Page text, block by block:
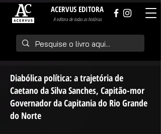
ACERVUS EDITORA
A editora de todas as histórias
Diabólica política: a trajetória de
Caetano da Silva Sanches, Capitão-mor
Governador da Capitania do Rio Grande
do Norte